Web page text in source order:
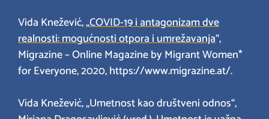
Vida Knežević, „COVID-19 i antagonizam dve
realnosti: mogućnosti otpora i umrežavanja“,
Migrazine – Online Magazine by Migrant Women*
for Everyone, 2020, https://www.migrazine.at/.
Vida Knežević, „Umetnost kao društveni odnos“,